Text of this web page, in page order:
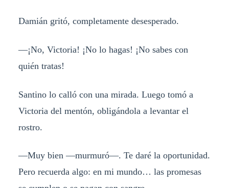
Damián gritó, completamente desesperado.
—¡No, Victoria! ¡No lo hagas! ¡No sabes con
quién tratas!
Santino lo calló con una mirada. Luego tomó a
Victoria del mentón, obligándola a levantar el
rostro.
—Muy bien —murmuró—. Te daré la oportunidad.
Pero recuerda algo: en mi mundo… las promesas